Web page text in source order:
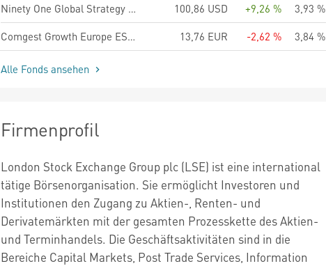
Ninety One Global Strategy Fund - Global Franchise Fund A Inc USD
100,86 USD +9,26 %
3,93 %
Comgest Growth Europe ESG Plus EUR Z ACC
13,76 EUR -2,62 % 3,84 %
Alle Fonds ansehen
Firmenprofil
London Stock Exchange Group plc (LSE) ist eine international
tätige Börsenorganisation. Sie ermöglicht Investoren und
Institutionen den Zugang zu Aktien-, Renten- und
Derivatemärkten mit der gesamten Prozesskette des Aktien-
und Terminhandels. Die Geschäftsaktivitäten sind in die
Bereiche Capital Markets, Post Trade Services, Information